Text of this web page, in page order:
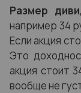
Размер
например 34
Если акция
Это
акция стоит
вообще не